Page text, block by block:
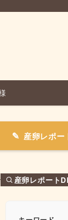
産卵レポ
産卵レポート